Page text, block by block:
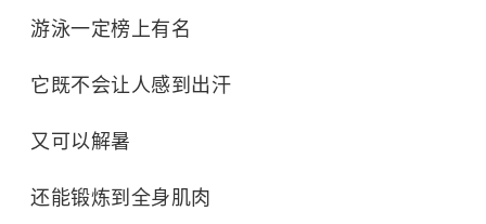
游泳一定榜上有名
它既不会让人感到出汗
又可以解暑
还能锻炼到全身肌肉